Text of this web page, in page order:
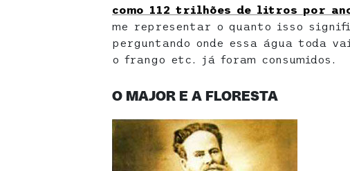
como 112 trilhões de litros por
me representar o quanto isso
perguntando onde essa água toda
o frango etc. já foram consumidos.
O MAJOR E A FLORESTA